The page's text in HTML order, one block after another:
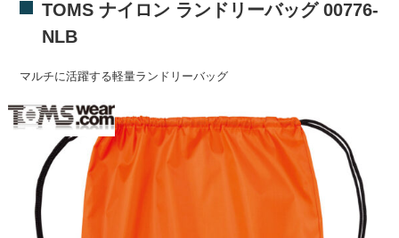
TOMS ナイロン ランドリーバッグ 00776-
NLB
マルチに活躍する軽量ランドリーバッグ